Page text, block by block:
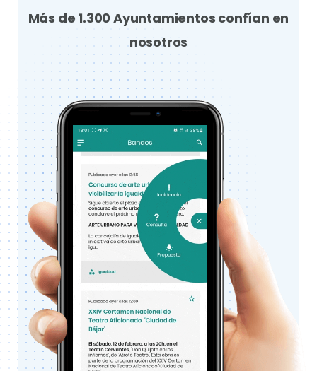
Más de 1.300 Ayuntamientos confían en
nosotros